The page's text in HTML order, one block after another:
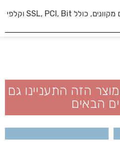
הזה התעניינו גם
הבאים